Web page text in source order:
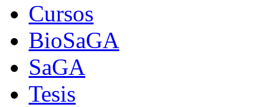
Cursos
BioSaGA
SaGA
Tesis